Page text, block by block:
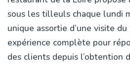
sous les tilleuls chaque lundi
unique assortie d’une visite
expérience complète pour
des clients depuis l’obtention